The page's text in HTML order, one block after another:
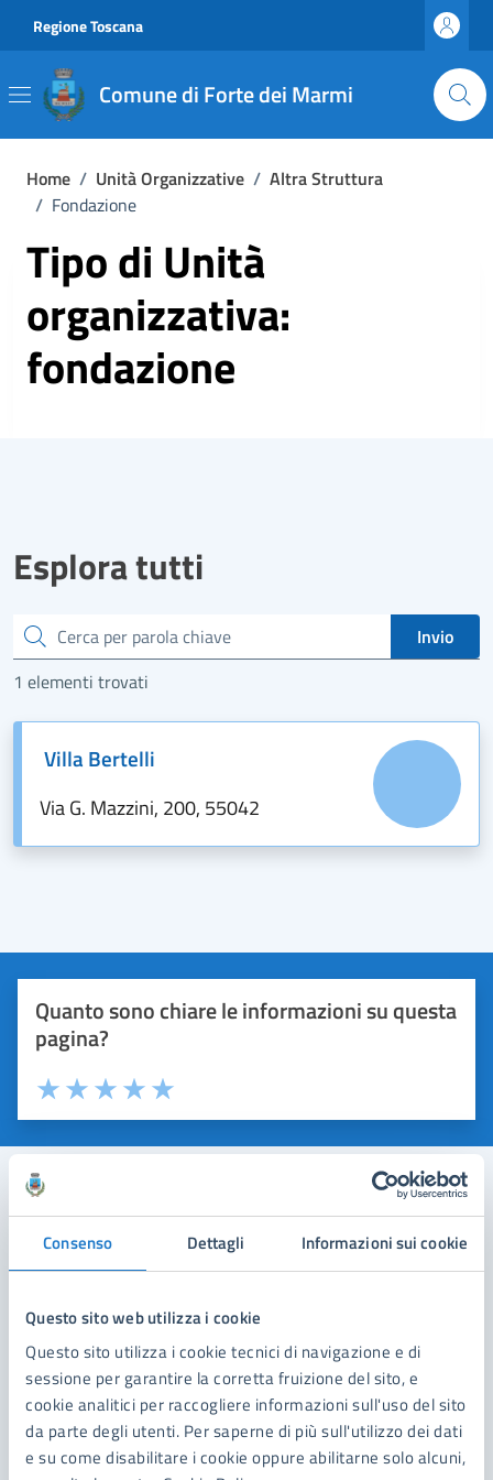
Consenso Dettagli Informazioni sui cookie
Questo sito web utilizza i cookie
Questo sito utilizza i cookie tecnici di navigazione e di
sessione per garantire la corretta fruizione del sito, e
cookie analitici per raccogliere informazioni sull'uso del sito
da parte degli utenti. Per saperne di più sull'utilizzo dei dati
e su come disabilitare i cookie oppure abilitarne solo alcuni,
Regione Toscana
Comune di Forte dei Marmi
Home / Unità Organizzative / Altra Struttura
/ Fondazione
Tipo di Unità
organizzativa:
fondazione
Esplora tutti
Cerca
Invio
1 elementi trovati
Villa Bertelli
Via G. Mazzini, 200, 55042
Quanto sono chiare le informazioni su questa
pagina?
Valuta 5 stelle su 5
Valuta 4 stelle su 5
Valuta 3 stelle su 5
Valuta 2 stelle su 5
Valuta 1 stelle su 5
Contatta il comune
Richiedi assistenza
Prenota appuntamento
Problemi in città
Segnala disservizio